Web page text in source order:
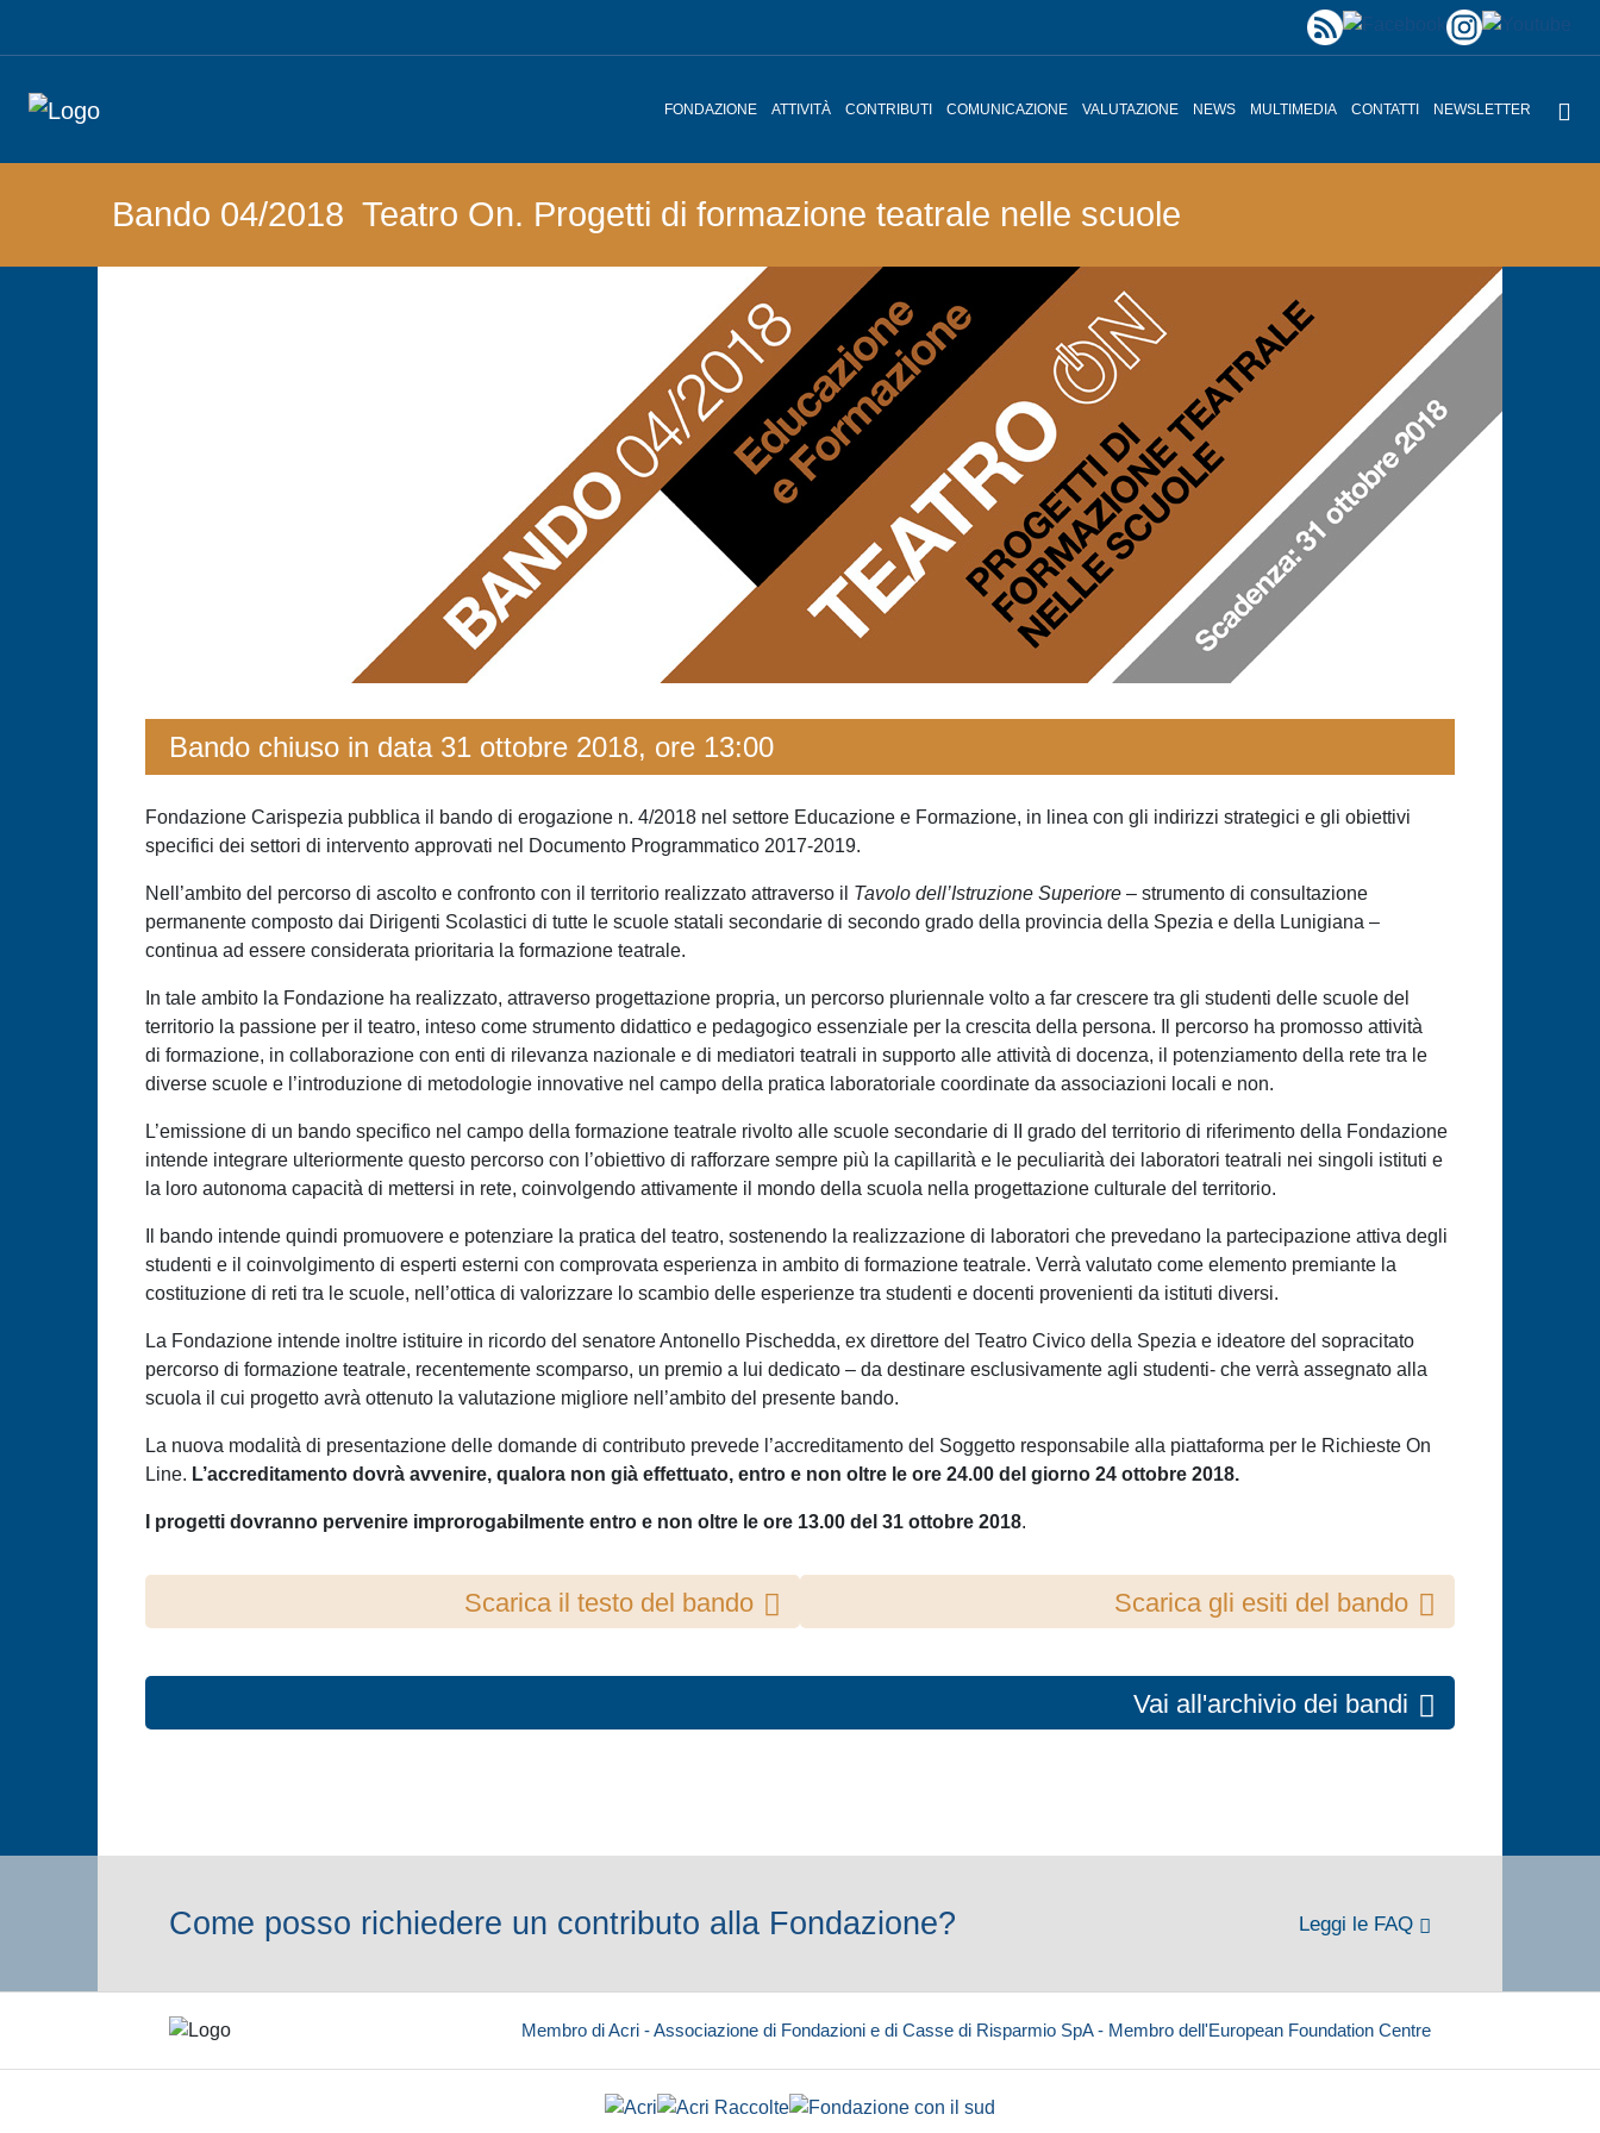
FONDAZIONE ATTIVITÀ CONTRIBUTI COMUNICAZIONE VALUTAZIONE NEWS MULTIMEDIA CONTATTI NEWSLETTER
Bando 04/2018 Teatro On. Progetti di formazione teatrale nelle scuole
Bando chiuso in data 31 ottobre 2018, ore 13:00
Fondazione Carispezia pubblica il bando di erogazione n. 4/2018 nel settore Educazione e Formazione, in linea con gli indirizzi strategici e gli obiettivi
specifici dei settori di intervento approvati nel Documento Programmatico 2017-2019.
Nell’ambito del percorso di ascolto e confronto con il territorio realizzato attraverso il Tavolo dell’Istruzione Superiore – strumento di consultazione
permanente composto dai Dirigenti Scolastici di tutte le scuole statali secondarie di secondo grado della provincia della Spezia e della Lunigiana –
continua ad essere considerata prioritaria la formazione teatrale.
In tale ambito la Fondazione ha realizzato, attraverso progettazione propria, un percorso pluriennale volto a far crescere tra gli studenti delle scuole del
territorio la passione per il teatro, inteso come strumento didattico e pedagogico essenziale per la crescita della persona. Il percorso ha promosso attività
di formazione, in collaborazione con enti di rilevanza nazionale e di mediatori teatrali in supporto alle attività di docenza, il potenziamento della rete tra le
diverse scuole e l’introduzione di metodologie innovative nel campo della pratica laboratoriale coordinate da associazioni locali e non.
L’emissione di un bando specifico nel campo della formazione teatrale rivolto alle scuole secondarie di II grado del territorio di riferimento della Fondazione
intende integrare ulteriormente questo percorso con l’obiettivo di rafforzare sempre più la capillarità e le peculiarità dei laboratori teatrali nei singoli istituti e
la loro autonoma capacità di mettersi in rete, coinvolgendo attivamente il mondo della scuola nella progettazione culturale del territorio.
Il bando intende quindi promuovere e potenziare la pratica del teatro, sostenendo la realizzazione di laboratori che prevedano la partecipazione attiva degli
studenti e il coinvolgimento di esperti esterni con comprovata esperienza in ambito di formazione teatrale. Verrà valutato come elemento premiante la
costituzione di reti tra le scuole, nell’ottica di valorizzare lo scambio delle esperienze tra studenti e docenti provenienti da istituti diversi.
La Fondazione intende inoltre istituire in ricordo del senatore Antonello Pischedda, ex direttore del Teatro Civico della Spezia e ideatore del sopracitato
percorso di formazione teatrale, recentemente scomparso, un premio a lui dedicato – da destinare esclusivamente agli studenti- che verrà assegnato alla
scuola il cui progetto avrà ottenuto la valutazione migliore nell’ambito del presente bando.
La nuova modalità di presentazione delle domande di contributo prevede l’accreditamento del Soggetto responsabile alla piattaforma per le Richieste On
Line. L’accreditamento dovrà avvenire, qualora non già effettuato, entro e non oltre le ore 24.00 del giorno 24 ottobre 2018.
I progetti dovranno pervenire improrogabilmente entro e non oltre le ore 13.00 del 31 ottobre 2018.
Scarica il testo del bando Scarica gli esiti del bando
Vai all'archivio dei bandi
Come posso richiedere un contributo alla Fondazione? Leggi le FAQ
Membro di Acri - Associazione di Fondazioni e di Casse di Risparmio SpA - Membro dell'European Foundation Centre